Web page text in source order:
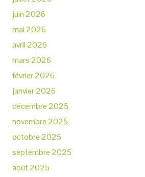
juin 2026
mai 2026
avril 2026
mars 2026
février 2026
janvier 2026
décembre 2025
novembre 2025
octobre 2025
septembre 2025
août 2025